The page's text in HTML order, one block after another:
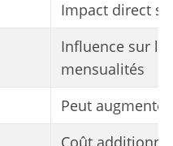
Impact direct
Influence sur le
mensualités
Peut